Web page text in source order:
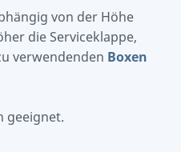
von der Höhe
die Serviceklappe,
verwendenden Boxen
geeignet.